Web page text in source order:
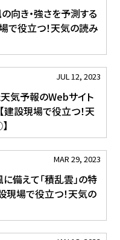
向き・強さを予測する
で役立つ！天気の読み
JUL 12, 2023
気予報のWebサイト
建設現場で役立つ！天
MAR 29, 2023
に備えて「積乱雲」の特
現場で役立つ！天気の